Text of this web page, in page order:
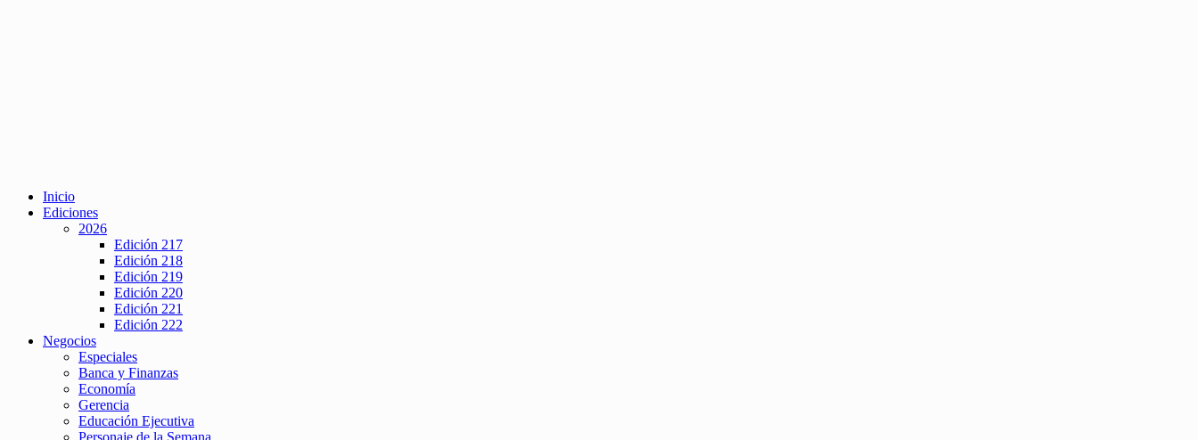
Inicio
Ediciones
2026
Edición 217
Edición 218
Edición 219
Edición 220
Edición 221
Edición 222
Negocios
Especiales
Banca y Finanzas
Economía
Gerencia
Educación Ejecutiva
Personaje de la Semana